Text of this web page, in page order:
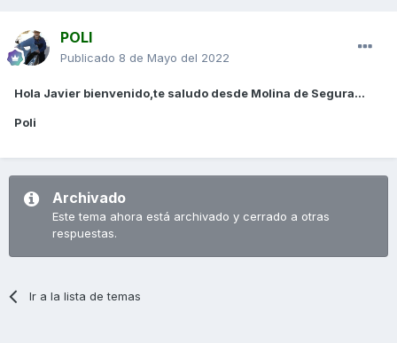
POLI
Publicado 8 de Mayo del 2022
Hola Javier bienvenido,te saludo desde Molina de Segura...
Poli
Archivado
Este tema ahora está archivado y cerrado a otras
respuestas.
Ir a la lista de temas